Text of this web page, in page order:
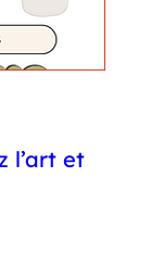
l’art et